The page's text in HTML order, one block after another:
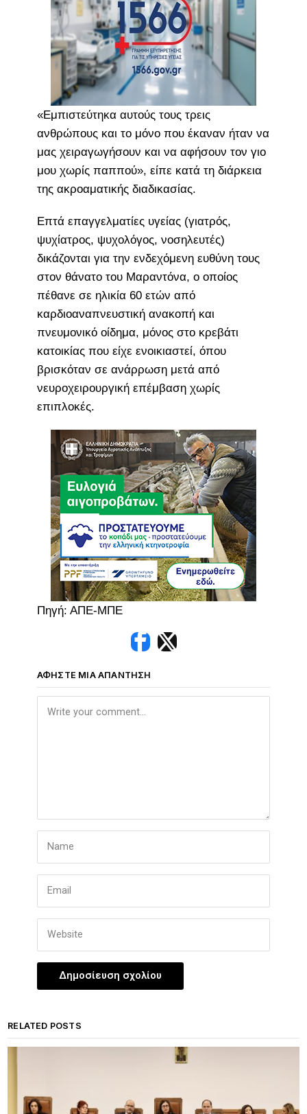
«Εμπιστεύτηκα αυτούς τους τρεις
ανθρώπους και το μόνο που έκαναν ήταν να
μας χειραγωγήσουν και να αφήσουν τον γιο
μου χωρίς παππού», είπε κατά τη διάρκεια
της ακροαματικής διαδικασίας.
Επτά επαγγελματίες υγείας (γιατρός,
ψυχίατρος, ψυχολόγος, νοσηλευτές)
δικάζονται για την ενδεχόμενη ευθύνη τους
στον θάνατο του Μαραντόνα, ο οποίος
πέθανε σε ηλικία 60 ετών από
καρδιοαναπνευστική ανακοπή και
πνευμονικό οίδημα, μόνος στο κρεβάτι
κατοικίας που είχε ενοικιαστεί, όπου
βρισκόταν σε ανάρρωση μετά από
νευροχειρουργική επέμβαση χωρίς
επιπλοκές.
Πηγή: ΑΠΕ-ΜΠΕ
ΑΦΉΣΤΕ ΜΙΑ ΑΠΆΝΤΗΣΗ
RELATED POSTS